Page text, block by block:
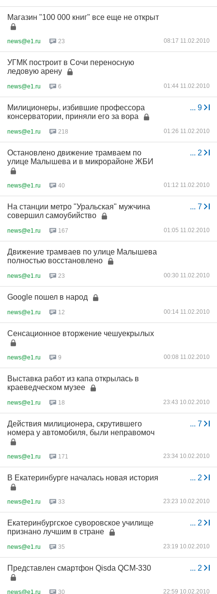
Магазин "100 000 книг" все еще не открыт
news@e1.ru 23 08:17 11.02.2010
УГМК построит в Сочи переносную
ледовую арену
news@e1.ru 6 01:44 11.02.2010
... 9
Милиционеры, избившие профессора
консерватории, приняли его за вора
news@e1.ru 218 01:26 11.02.2010
... 2
Остановлено движение трамваем по
улице Малышева и в микрорайоне ЖБИ
news@e1.ru 40 01:12 11.02.2010
... 7
На станции метро "Уральская" мужчина
совершил самоубийство
news@e1.ru 167 01:05 11.02.2010
Движение трамваев по улице Малышева
полностью восстановлено
news@e1.ru 23 00:30 11.02.2010
Google пошел в народ
news@e1.ru 12 00:14 11.02.2010
Сенсационное вторжение чешуекрылых
news@e1.ru 9 00:08 11.02.2010
Выставка работ из капа открылась в
краеведческом музее
news@e1.ru 18 23:43 10.02.2010
... 7
Действия милиционера, скрутившего
номера у автомобиля, были неправомоч
news@e1.ru 171 23:34 10.02.2010
... 2
В Екатеринбурге началась новая история
news@e1.ru 33 23:23 10.02.2010
... 2
Екатеринбургское суворовское училище
признано лучшим в стране
news@e1.ru 35 23:19 10.02.2010
... 2
Представлен смартфон Qisda QCM-330
news@e1.ru 30 22:59 10.02.2010